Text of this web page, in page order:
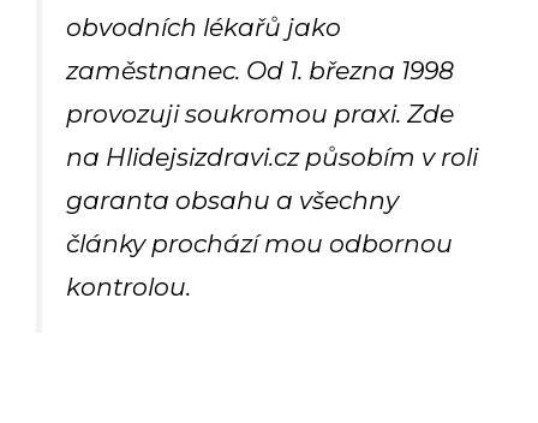
obvodních lékařů jako
zaměstnanec. Od 1. března 1998
provozuji soukromou praxi. Zde
na Hlidejsizdravi.cz působím v roli
garanta obsahu a všechny
články prochází mou odbornou
kontrolou.